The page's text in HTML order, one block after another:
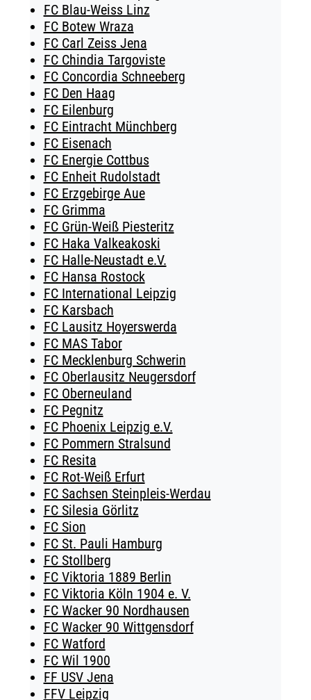
FC Blau-Weiss Linz
FC Botew Wraza
FC Carl Zeiss Jena
FC Chindia Targoviste
FC Concordia Schneeberg
FC Den Haag
FC Eilenburg
FC Eintracht Münchberg
FC Eisenach
FC Energie Cottbus
FC Enheit Rudolstadt
FC Erzgebirge Aue
FC Grimma
FC Grün-Weiß Piesteritz
FC Haka Valkeakoski
FC Halle-Neustadt e.V.
FC Hansa Rostock
FC International Leipzig
FC Karsbach
FC Lausitz Hoyerswerda
FC MAS Tabor
FC Mecklenburg Schwerin
FC Oberlausitz Neugersdorf
FC Oberneuland
FC Pegnitz
FC Phoenix Leipzig e.V.
FC Pommern Stralsund
FC Resita
FC Rot-Weiß Erfurt
FC Sachsen Steinpleis-Werdau
FC Silesia Görlitz
FC Sion
FC St. Pauli Hamburg
FC Stollberg
FC Viktoria 1889 Berlin
FC Viktoria Köln 1904 e. V.
FC Wacker 90 Nordhausen
FC Wacker 90 Wittgensdorf
FC Watford
FC Wil 1900
FF USV Jena
FFV Leipzig